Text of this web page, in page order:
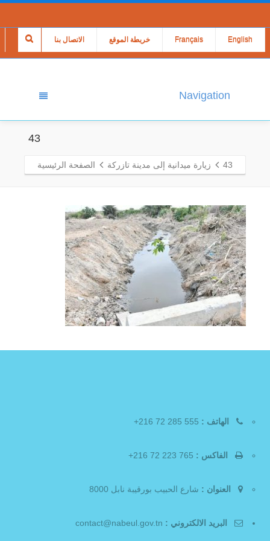
الاتصال بنا خريطة الموقع Français English
Navigation
43
43 زيارة ميدانية إلى مدينة تازركة الصفحة الرئيسية
الهاتف :
الفاكس :
العنوان : شارع الحبيب بورقيبة نابل 8000
البريد الالكتروني :